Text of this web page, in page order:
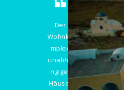
Der
Wohnko
mplex
unabhä
ngiger
Häuser